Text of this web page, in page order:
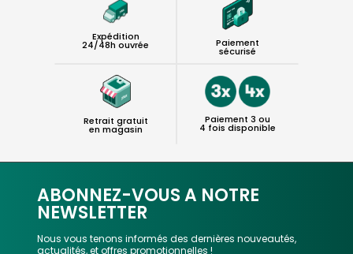
Expédition
24/48h ouvrée Paiement
sécurisé
Retrait gratuit
en magasin
Paiement 3 ou
4 fois disponible
ABONNEZ-VOUS A NOTRE
NEWSLETTER
Nous vous tenons informés des dernières nouveautés,
actualités, et offres promotionnelles !